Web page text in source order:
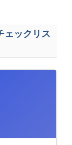
ェックリス